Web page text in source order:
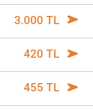
3.000 TL
420 TL
455 TL